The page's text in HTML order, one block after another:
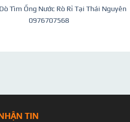
Tìm Ống Nước Rò Rỉ Tại Thái Nguyên
0976707568
TIN